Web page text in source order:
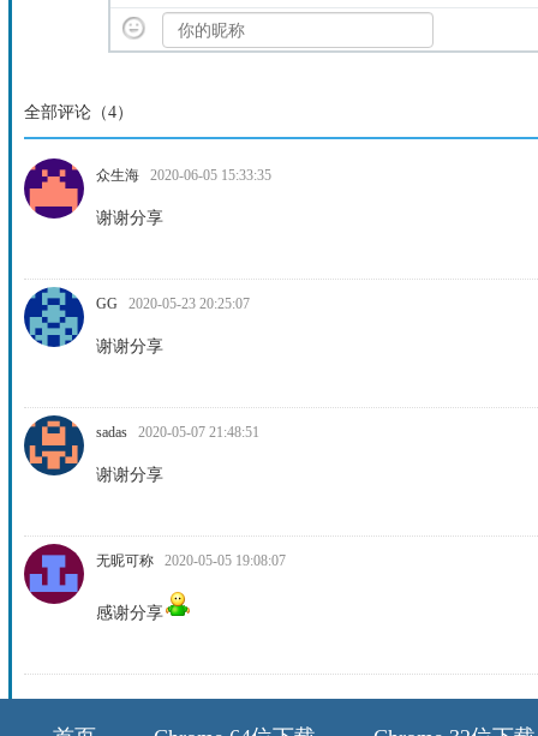
全部评论（4）
众生海 2020-06-05 15:33:35
谢谢分享
GG 2020-05-23 20:25:07
谢谢分享
sadas 2020-05-07 21:48:51
谢谢分享
无昵可称 2020-05-05 19:08:07
感谢分享